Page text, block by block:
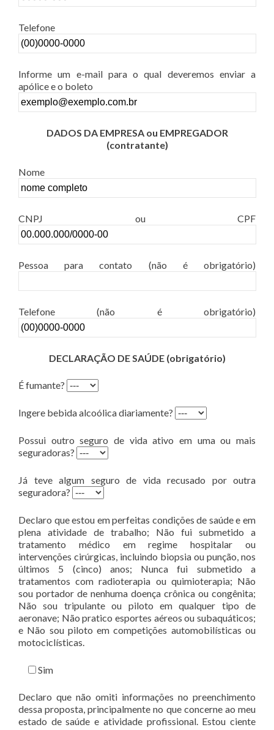
Telefone
Informe um e-mail para o qual deveremos enviar a
apólice e o boleto
DADOS DA EMPRESA ou EMPREGADOR
(contratante)
Nome
CNPJ ou CPF
Pessoa para contato (não é obrigatório)
Telefone (não é obrigatório)
DECLARAÇÃO DE SAÚDE (obrigatório)
É fumante?
Ingere bebida alcoólica diariamente?
Possui outro seguro de vida ativo em uma ou mais
seguradoras?
Já teve algum seguro de vida recusado por outra
seguradora?
Declaro que estou em perfeitas condições de saúde e em
plena atividade de trabalho; Não fui submetido a
tratamento médico em regime hospitalar ou
intervenções cirúrgicas, incluindo biopsia ou punção, nos
últimos 5 (cinco) anos; Nunca fui submetido a
tratamentos com radioterapia ou quimioterapia; Não
sou portador de nenhuma doença crônica ou congênita;
Não sou tripulante ou piloto em qualquer tipo de
aeronave; Não pratico esportes aéreos ou subaquáticos;
e Não sou piloto em competições automobilísticas ou
motociclísticas.
Sim
Declaro que não omiti informações no preenchimento
dessa proposta, principalmente no que concerne ao meu
estado de saúde e atividade profissional. Estou ciente